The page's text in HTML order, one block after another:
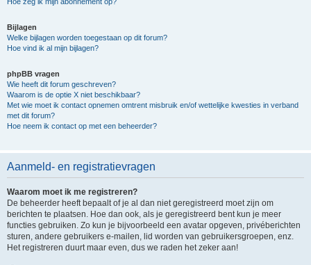
Bijlagen
Welke bijlagen worden toegestaan op dit forum?
Hoe vind ik al mijn bijlagen?
phpBB vragen
Wie heeft dit forum geschreven?
Waarom is de optie X niet beschikbaar?
Met wie moet ik contact opnemen omtrent misbruik en/of wettelijke kwesties in verband
met dit forum?
Hoe neem ik contact op met een beheerder?
Aanmeld- en registratievragen
Waarom moet ik me registreren?
De beheerder heeft bepaalt of je al dan niet geregistreerd moet zijn om
berichten te plaatsen. Hoe dan ook, als je geregistreerd bent kun je meer
functies gebruiken. Zo kun je bijvoorbeeld een avatar opgeven, privéberichten
sturen, andere gebruikers e-mailen, lid worden van gebruikersgroepen, enz.
Het registreren duurt maar even, dus we raden het zeker aan!